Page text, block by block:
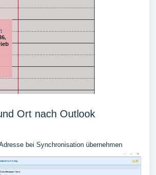
Ort nach Outlook
bei Synchronisation übernehmen